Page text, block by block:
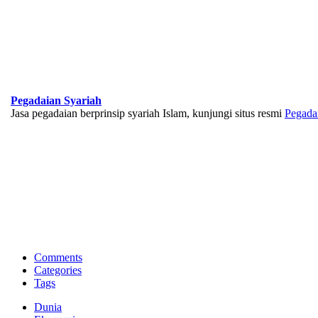
Pegadaian Syariah
Jasa pegadaian berprinsip syariah Islam, kunjungi situs resmi
Memberikan yang terbaik sesuai kaidah Islam, kunjungi situs resmi
Comments
Categories
Tags
Dunia